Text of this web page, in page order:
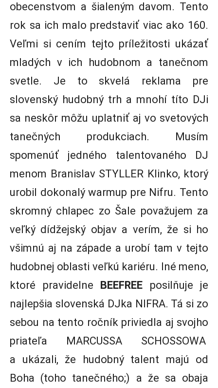
obecenstvom a šialeným davom. Tento
rok sa ich malo predstaviť viac ako 160.
Veľmi si cením tejto príležitosti ukázať
mladých v ich hudobnom a tanečnom
svetle. Je to skvelá reklama pre
slovenský hudobný trh a mnohí títo DJi
sa neskôr môžu uplatniť aj vo svetových
tanečných produkciach. Musím
spomenúť jedného talentovaného DJ
menom Branislav STYLLER Klinko, ktorý
urobil dokonalý warmup pre Nifru. Tento
skromný chlapec zo Šale považujem za
veľký dídžejský objav a verím, že si ho
všimnú aj na západe a urobí tam v tejto
hudobnej oblasti veľkú kariéru. Iné meno,
ktoré pravidelne BEEFREE posilňuje je
najlepšia slovenská DJka NIFRA. Tá si zo
sebou na tento ročník priviedla aj svojho
priateľa MARCUSSA SCHOSSOWA
a ukázali, že hudobný talent majú od
Boha (toho tanečného;) a že sa obaja